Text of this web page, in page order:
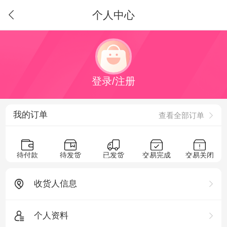
个人中心
登录/注册
我的订单 查看全部订单
待付款 待发货 已发货 交易完成 交易关闭
收货人信息
个人资料